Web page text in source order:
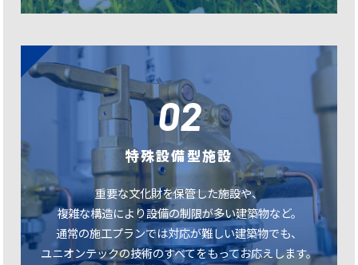
02
特殊設備型施設
重要な文化財を保管した施設や、
複雑な構造により設備の制限が多い建築物など。
通常の施工プランでは対応が難しい建築物でも、
ユニオンテックの技術のすべてをもってお応えします。